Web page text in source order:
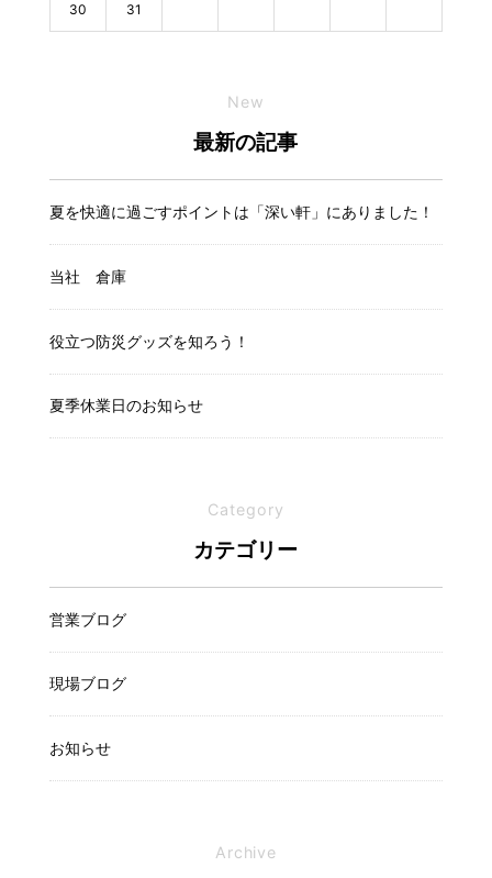
30 31
New
最新の記事
夏を快適に過ごすポイントは「深い軒」にありました！
当社 倉庫
役立つ防災グッズを知ろう！
夏季休業日のお知らせ
Category
カテゴリー
営業ブログ
現場ブログ
お知らせ
Archive